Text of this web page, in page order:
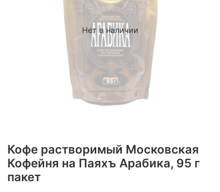
Нет в наличии
Кофе растворимый Московская
Кофейня на Паяхъ Арабика, 95 г
пакет